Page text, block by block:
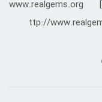
ttp://